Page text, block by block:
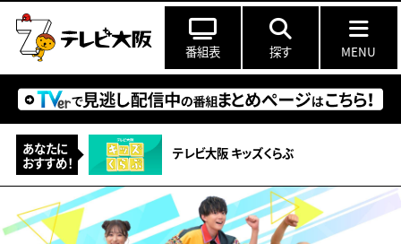
番組表 探す MENU
あなたに
おすすめ！
テレビ大阪 キッズくらぶ